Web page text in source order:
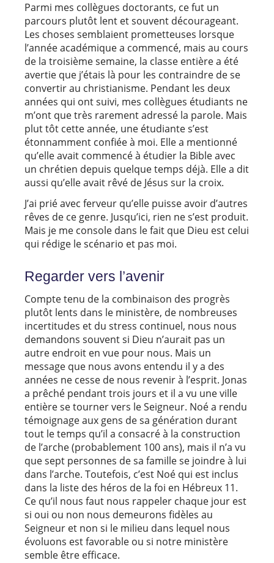
Parmi mes collègues doctorants, ce fut un
parcours plutôt lent et souvent décourageant.
Les choses semblaient prometteuses lorsque
l’année académique a commencé, mais au cours
de la troisième semaine, la classe entière a été
avertie que j’étais là pour les contraindre de se
convertir au christianisme. Pendant les deux
années qui ont suivi, mes collègues étudiants ne
m’ont que très rarement adressé la parole. Mais
plut tôt cette année, une étudiante s’est
étonnamment confiée à moi. Elle a mentionné
qu’elle avait commencé à étudier la Bible avec
un chrétien depuis quelque temps déjà. Elle a dit
aussi qu’elle avait rêvé de Jésus sur la croix.
J’ai prié avec ferveur qu’elle puisse avoir d’autres
rêves de ce genre. Jusqu’ici, rien ne s’est produit.
Mais je me console dans le fait que Dieu est celui
qui rédige le scénario et pas moi.
Regarder vers l’avenir
Compte tenu de la combinaison des progrès
plutôt lents dans le ministère, de nombreuses
incertitudes et du stress continuel, nous nous
demandons souvent si Dieu n’aurait pas un
autre endroit en vue pour nous. Mais un
message que nous avons entendu il y a des
années ne cesse de nous revenir à l’esprit. Jonas
a prêché pendant trois jours et il a vu une ville
entière se tourner vers le Seigneur. Noé a rendu
témoignage aux gens de sa génération durant
tout le temps qu’il a consacré à la construction
de l’arche (probablement 100 ans), mais il n’a vu
que sept personnes de sa famille se joindre à lui
dans l’arche. Toutefois, c’est Noé qui est inclus
dans la liste des héros de la foi en Hébreux 11.
Ce qu’il nous faut nous rappeler chaque jour est
si oui ou non nous demeurons fidèles au
Seigneur et non si le milieu dans lequel nous
évoluons est favorable ou si notre ministère
semble être efficace.